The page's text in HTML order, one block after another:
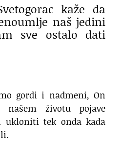
kaže da
naš jedini
sve ostalo dati
gordi i nadmeni, On
životu pojave
ukloniti tek onda kada